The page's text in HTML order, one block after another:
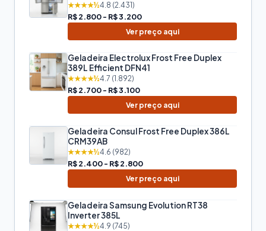
★★★★½4.8 (2.431)
R$ 2.800 - R$ 3.200
Ver preço aqui
Geladeira Electrolux Frost Free Duplex
389L Efficient DFN41
★★★★½4.7 (1.892)
R$ 2.700 - R$ 3.100
Ver preço aqui
Geladeira Consul Frost Free Duplex 386L
CRM39AB
★★★★½4.6 (982)
R$ 2.400 - R$ 2.800
Ver preço aqui
Geladeira Samsung Evolution RT38
Inverter 385L
★★★★½4.9 (745)